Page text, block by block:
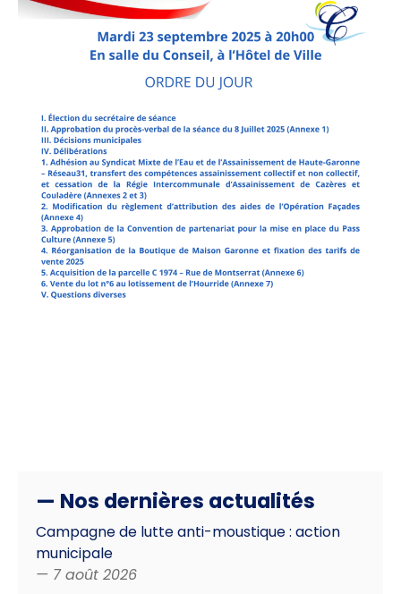
— Nos dernières actualités
Campagne de lutte anti-moustique : action
municipale
— 7 août 2026